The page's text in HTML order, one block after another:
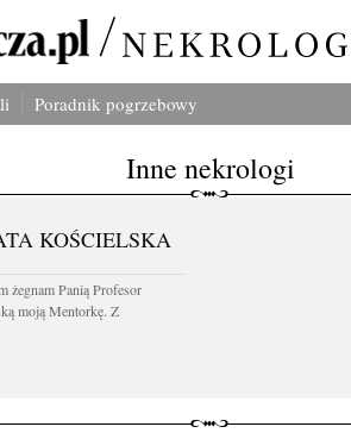
Poradnik pogrzebowy
Inne nekrologi
KOŚCIELSKA
żegnam Panią Profesor
moją Mentorkę. Z